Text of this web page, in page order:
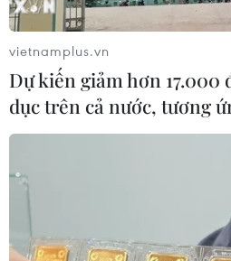
Các công dân Việt Nam lên máy
Habana (Cuba) về nước.
Về công tác chuẩn bị đón
động từ Guinia Xích đạo
vietnamplus.vn
Dự kiến giảm hơn 17.000
dục trên cả nước, tương